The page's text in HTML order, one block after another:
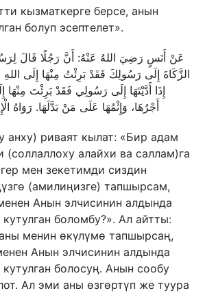
кызматкерге берсе, анын
болуп эсептелет».
عَنْ أَنَسٍ رَضِيَ اللهُ عَنْهُ: أَنَّ رَجُلًا قَالَ
الزَّكَاةَ إِلَى رَسُولِكَ فَقَدْ بَرِئْتُ مِنْهَا إِلَى
إِذَا أَدَّيْتَهَا إِلَى رَسُولِي فَقَدْ بَرِئْتَ
أَجْرُهَا، وَإِثْمُهَا عَلَى مَنْ بَدَّلَهَا. رَوَاهُ
анху) риваят кылат: «Бир адам
(соллаллоху алайхи ва саллам)га
мен зекетимди сиздин
(амилиңизге) тапшырсам,
Анын элчисинин алдында
боломбу?». Ал айтты:
менин өкүлүмө тапшырсаң,
Анын элчисинин алдында
кутулган болосуң. Анын сообу
Ал эми аны өзгөртүп же туура